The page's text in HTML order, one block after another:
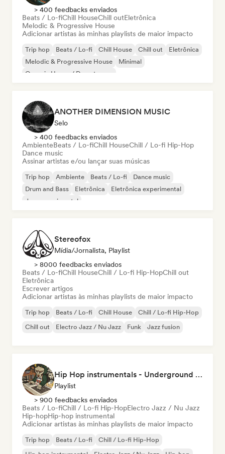
> 400 feedbacks enviados
Beats / Lo-fiChill HouseChill outEletrônica
Melodic & Progressive House
Adicionar artistas às minhas playlists de maior impacto
Trip hop Beats / Lo-fi Chill House Chill out
Eletrônica
Melodic & Progressive House
Minimal
Organic House / Downtempo
ANOTHER DIMENSION MUSIC
Selo
> 400 feedbacks enviados
AmbienteBeats / Lo-fiChill HouseChill / Lo-fi Hip-Hop
Dance music
Assinar artistas e/ou lançar suas músicas
Trip hop Ambiente Beats / Lo-fi
Dance music
Drum and Bass
Eletrônica
Eletrônica experimental
Jazz experimental
Stereofox
Mídia/Jornalista, Playlist
> 8000 feedbacks enviados
Beats / Lo-fiChill HouseChill / Lo-fi Hip-HopChill out
Eletrônica
Escrever artigos
Adicionar artistas às minhas playlists de maior impacto
Trip hop Beats / Lo-fi Chill House
Chill / Lo-fi Hip-Hop
Chill out
Electro Jazz / Nu Jazz Funk Jazz fusion
Hip Hop instrumentals - Underground boombap & Lo Fi Hip Hop (by Snaap)
Playlist
> 900 feedbacks enviados
Beats / Lo-fiChill / Lo-fi Hip-HopElectro Jazz / Nu Jazz
Hip-hopHip-hop instrumental
Adicionar artistas às minhas playlists de maior impacto
Trip hop Beats / Lo-fi
Chill / Lo-fi Hip-Hop